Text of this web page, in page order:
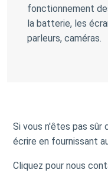
fonctionnement
la batterie, les
parleurs, caméras.
Si vous n'êtes pas sûr
écrire en fournissant
Cliquez pour nous